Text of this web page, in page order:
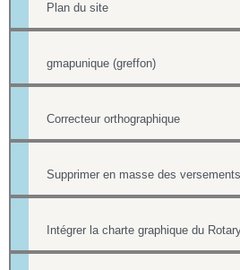
Plan du site
gmapunique (greffon)
Correcteur orthographique